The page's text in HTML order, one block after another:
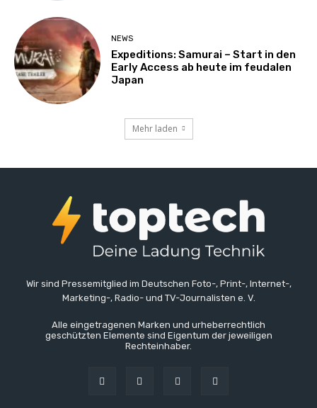
NEWS
Expeditions: Samurai – Start in den
Early Access ab heute im feudalen
Japan
Mehr laden
Wir sind Pressemitglied im Deutschen Foto-, Print-, Internet-,
Marketing-, Radio- und TV-Journalisten e. V.
Alle eingetragenen Marken und urheberrechtlich
geschützten Elemente sind Eigentum der jeweiligen
Rechteinhaber.